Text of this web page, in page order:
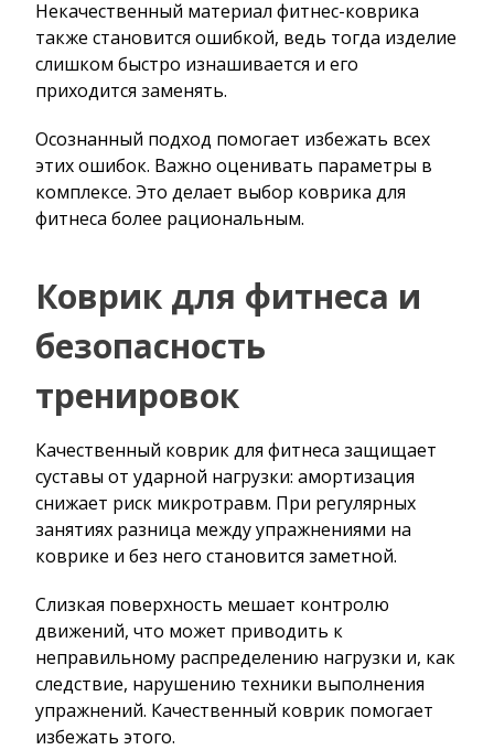
Некачественный материал фитнес-коврика
также становится ошибкой, ведь тогда изделие
слишком быстро изнашивается и его
приходится заменять.
Осознанный подход помогает избежать всех
этих ошибок. Важно оценивать параметры в
комплексе. Это делает выбор коврика для
фитнеса более рациональным.
Коврик для фитнеса и
безопасность
тренировок
Качественный коврик для фитнеса защищает
суставы от ударной нагрузки: амортизация
снижает риск микротравм. При регулярных
занятиях разница между упражнениями на
коврике и без него становится заметной.
Слизкая поверхность мешает контролю
движений, что может приводить к
неправильному распределению нагрузки и, как
следствие, нарушению техники выполнения
упражнений. Качественный коврик помогает
избежать этого.